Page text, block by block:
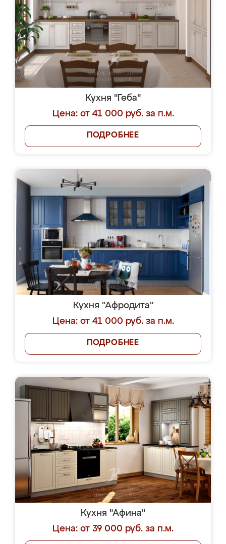
Кухня "Геба"
Цена: от 41 000 руб. за п.м.
ПОДРОБНЕЕ
Кухня "Афродита"
Цена: от 41 000 руб. за п.м.
ПОДРОБНЕЕ
Кухня "Афина"
Цена: от 39 000 руб. за п.м.